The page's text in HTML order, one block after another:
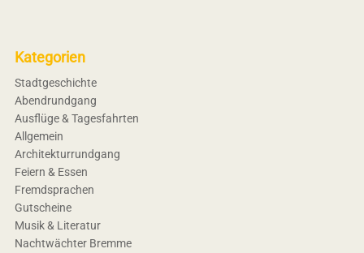
Kategorien
Stadtgeschichte
Abendrundgang
Ausflüge & Tagesfahrten
Allgemein
Architekturrundgang
Feiern & Essen
Fremdsprachen
Gutscheine
Musik & Literatur
Nachtwächter Bremme